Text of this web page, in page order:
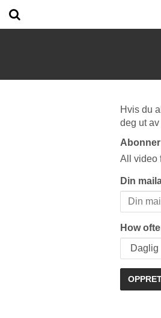
Hvis du
deg ut
Abonner
All video
Din
How